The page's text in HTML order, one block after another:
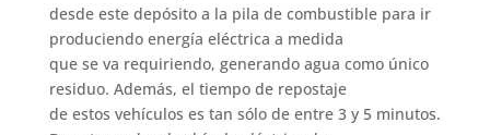
desde este depósito a la pila de combustible para ir
produciendo energía eléctrica a medida
que se va requiriendo, generando agua como único
residuo. Además, el tiempo de repostaje
de estos vehículos es tan sólo de entre 3 y 5 minutos.